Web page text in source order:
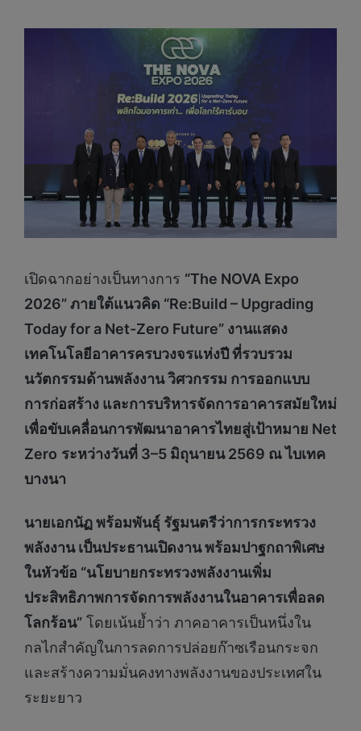
เปิดฉากอย่างเป็นทางการ “The NOVA Expo
2026” ภายใต้แนวคิด “Re:Build – Upgrading
Today for a Net-Zero Future” งานแสดง
เทคโนโลยีอาคารครบวงจรแห่งปี ที่รวบรวม
นวัตกรรมด้านพลังงาน วิศวกรรม การออกแบบ
การก่อสร้าง และการบริหารจัดการอาคารสมัยใหม่
เพื่อขับเคลื่อนการพัฒนาอาคารไทยสู่เป้าหมาย Net
Zero ระหว่างวันที่ 3–5 มิถุนายน 2569 ณ ไบเทค
บางนา
นายเอกนัฏ พร้อมพันธุ์ รัฐมนตรีว่าการกระทรวง
พลังงาน เป็นประธานเปิดงาน พร้อมปาฐกถาพิเศษ
ในหัวข้อ “นโยบายกระทรวงพลังงานเพิ่ม
ประสิทธิภาพการจัดการพลังงานในอาคารเพื่อลด
โลกร้อน” โดยเน้นย้ำว่า ภาคอาคารเป็นหนึ่งใน
กลไกสำคัญในการลดการปล่อยก๊าซเรือนกระจก
และสร้างความมั่นคงทางพลังงานของประเทศใน
ระยะยาว